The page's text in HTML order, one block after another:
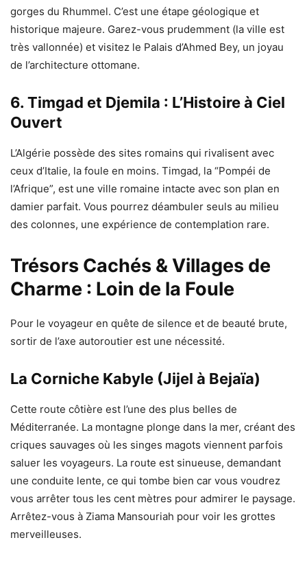
gorges du Rhummel. C’est une étape géologique et
historique majeure. Garez-vous prudemment (la ville est
très vallonnée) et visitez le Palais d’Ahmed Bey, un joyau
de l’architecture ottomane.
6. Timgad et Djemila : L’Histoire à Ciel
Ouvert
L’Algérie possède des sites romains qui rivalisent avec
ceux d’Italie, la foule en moins. Timgad, la “Pompéi de
l’Afrique”, est une ville romaine intacte avec son plan en
damier parfait. Vous pourrez déambuler seuls au milieu
des colonnes, une expérience de contemplation rare.
Trésors Cachés & Villages de
Charme : Loin de la Foule
Pour le voyageur en quête de silence et de beauté brute,
sortir de l’axe autoroutier est une nécessité.
La Corniche Kabyle (Jijel à Bejaïa)
Cette route côtière est l’une des plus belles de
Méditerranée. La montagne plonge dans la mer, créant des
criques sauvages où les singes magots viennent parfois
saluer les voyageurs. La route est sinueuse, demandant
une conduite lente, ce qui tombe bien car vous voudrez
vous arrêter tous les cent mètres pour admirer le paysage.
Arrêtez-vous à Ziama Mansouriah pour voir les grottes
merveilleuses.